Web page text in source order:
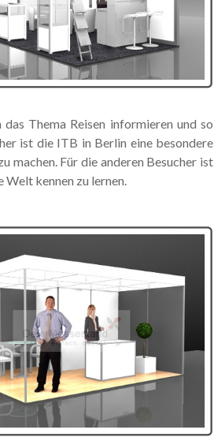
Thema Reisen informieren und so
ist die ITB in Berlin eine besondere
machen. Für die anderen Besucher ist
Welt kennen zu lernen.